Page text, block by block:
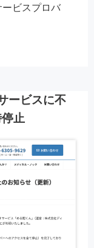
ビスプロバ
ービスに不
止